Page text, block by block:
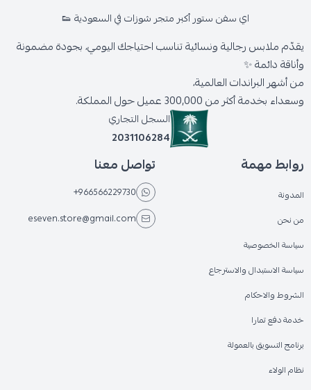
اي سفن ستور أكبر متجر شوزات في السعودية 👟
يقدّم ملابس رجالية ونسائية تناسب احتياجك اليومي، بجودة مضمونة
وأناقة دائمة ✨
من أشهر البراندات العالمية،
وسعداء بخدمة أكثر من 300,000 عميل حول المملكة.
السجل التجاري
2031106284
روابط مهمة
المدونة
من نحن
سياسة الخصوصية
سياسة الاستبدال والاسترجاع
الشروط والاحكام
خدمة دفع تمارا
برنامج التسويق بالعمولة
نظام الولاء
تواصل معنا
+966566229730
eseven.store@gmail.com